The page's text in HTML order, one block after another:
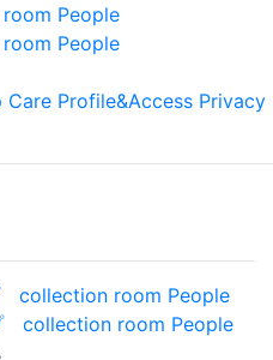
Care Profile&Access Privacy